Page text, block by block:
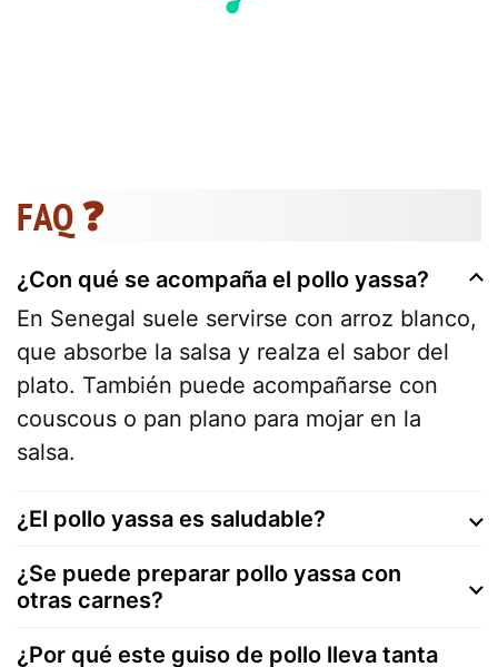
FAQ ❓
¿Con qué se acompaña el pollo yassa?
En Senegal suele servirse con arroz blanco,
que absorbe la salsa y realza el sabor del
plato. También puede acompañarse con
couscous o pan plano para mojar en la
salsa.
¿El pollo yassa es saludable?
¿Se puede preparar pollo yassa con
otras carnes?
¿Por qué este guiso de pollo lleva tanta